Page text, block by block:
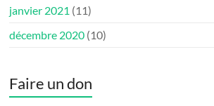
janvier 2021 (11)
décembre 2020 (10)
Faire un don